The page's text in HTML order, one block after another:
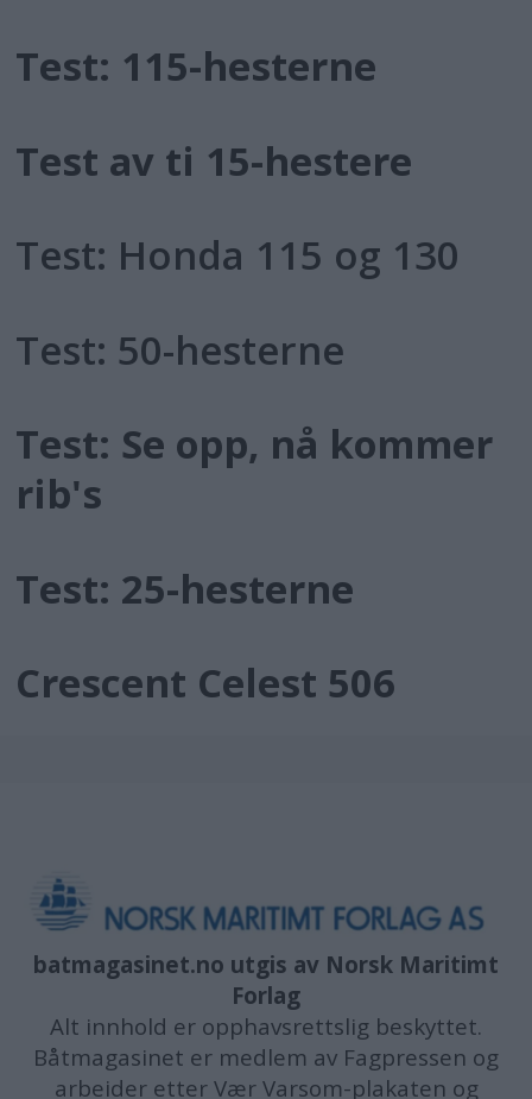
Test: 115-hesterne
Test av ti 15-hestere
Test: Honda 115 og 130
Test: 50-hesterne
Test: Se opp, nå kommer
rib's
Test: 25-hesterne
Crescent Celest 506
batmagasinet.no utgis av Norsk Maritimt
Forlag
Alt innhold er opphavsrettslig beskyttet.
Båtmagasinet er medlem av Fagpressen og
arbeider etter Vær Varsom-plakaten og